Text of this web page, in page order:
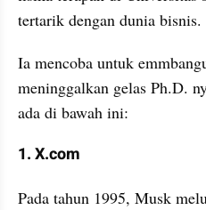
tertarik dengan dunia bisnis.
Ia mencoba untuk
meninggalkan gelas Ph.D.
ada di bawah ini:
1. X.com
Pada tahun 1995, Musk